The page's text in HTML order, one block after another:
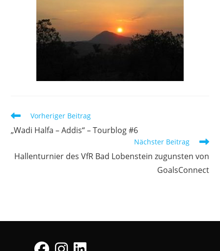
Weitere
Artikel
ansehen
Vorheriger Beitrag
„Wadi Halfa – Addis“ – Tourblog #6
Nächster Beitrag
Hallenturnier des VfR Bad Lobenstein zugunsten von
GoalsConnect